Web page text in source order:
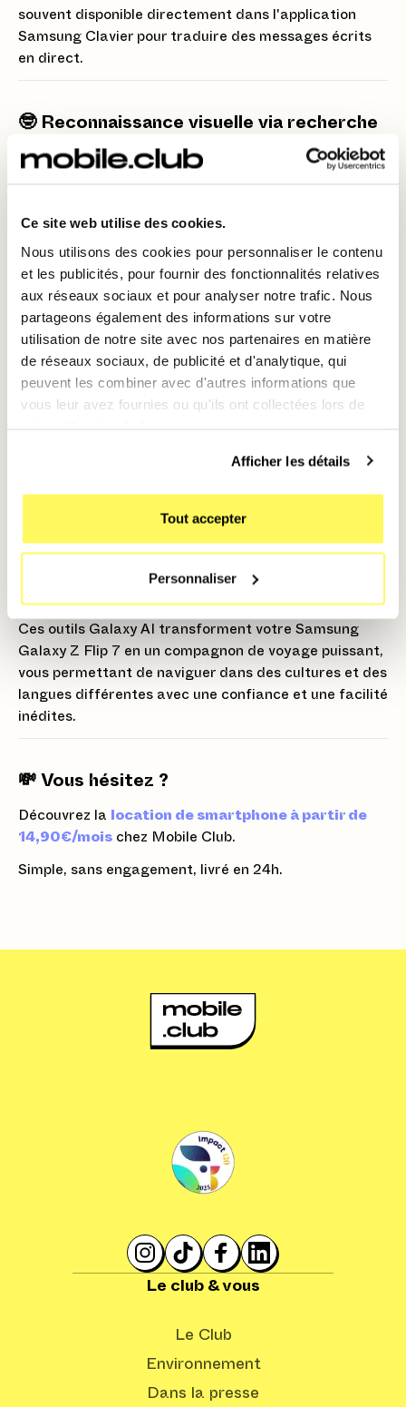
Ce site web utilise des cookies.
Nous utilisons des cookies pour personnaliser le contenu
et les publicités, pour fournir des fonctionnalités relatives
aux réseaux sociaux et pour analyser notre trafic. Nous
partageons également des informations sur votre
utilisation de notre site avec nos partenaires en matière
de réseaux sociaux, de publicité et d'analytique, qui
peuvent les combiner avec d'autres informations que
vous leur avez fournies ou qu'ils ont collectées lors de
Afficher les détails
Tout accepter
Personnaliser
souvent disponible directement dans l'application
Samsung Clavier pour traduire des messages écrits
en direct.
🤓 Reconnaissance visuelle via recherche
encirclée
longues recherches.
1 - Activez la Fonction :Assurez-vous que la
"Recherche Encirclée"(Circle to Search) est activée
dans les paramètres de votre téléphone (souvent sous
"Affichage" ou "Navigation").
2 - Déclenchez la Recherche :Appuyez longuement
sur la barre de navigation ou le bouton d'accueil.
3 - Encerclez l'Objet : Dès que le mode est actif,
élément sur votre écran (une image d'un plat dans un
automatiquement une recherche Google pour
identifier l'objet, vous donnant des informations
contextuelles (nom du monument, ingrédients du plat,
Ces outils Galaxy AI transforment votre Samsung
Galaxy Z Flip 7 en un compagnon de voyage puissant,
vous permettant de naviguer dans des cultures et des
langues différentes avec une confiance et une facilité
inédites.
💸 Vous hésitez ?
Découvrez la
location de smartphone à partir de
14,90€/mois chez Mobile Club.
Simple, sans engagement, livré en 24h.
Le club & vous
Le Club
Environnement
Dans la presse